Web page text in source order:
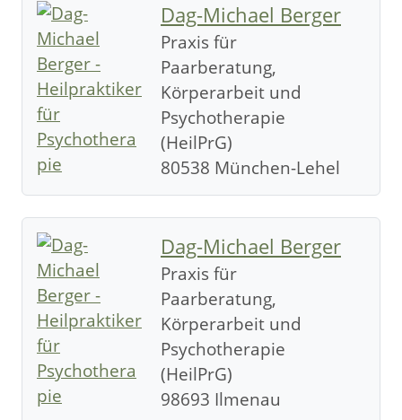
Dag-Michael Berger
Praxis für
Paarberatung,
Körperarbeit und
Psychotherapie
(HeilPrG)
80538 München-Lehel
Dag-Michael Berger
Praxis für
Paarberatung,
Körperarbeit und
Psychotherapie
(HeilPrG)
98693 Ilmenau